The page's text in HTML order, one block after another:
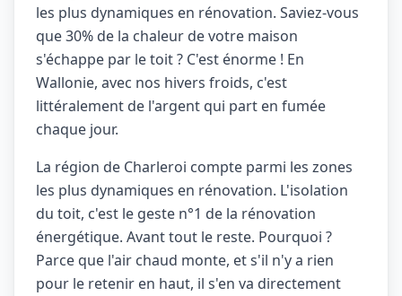
les plus dynamiques en rénovation. Saviez-vous
que 30% de la chaleur de votre maison
s'échappe par le toit ? C'est énorme ! En
Wallonie, avec nos hivers froids, c'est
littéralement de l'argent qui part en fumée
chaque jour.
La région de Charleroi compte parmi les zones
les plus dynamiques en rénovation. L'isolation
du toit, c'est le geste n°1 de la rénovation
énergétique. Avant tout le reste. Pourquoi ?
Parce que l'air chaud monte, et s'il n'y a rien
pour le retenir en haut, il s'en va directement